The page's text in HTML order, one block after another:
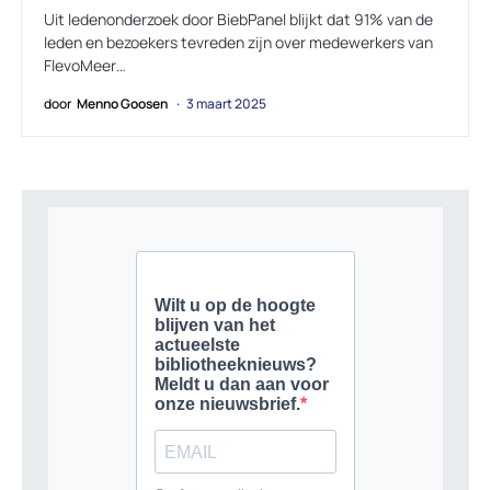
Uit ledenonderzoek door BiebPanel blijkt dat 91% van de
leden en bezoekers tevreden zijn over medewerkers van
FlevoMeer…
door Menno Goosen 3 maart 2025